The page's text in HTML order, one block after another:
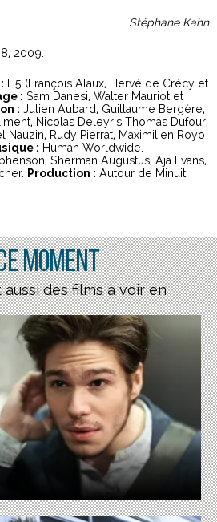
Stéphane Kahn
2009.
H5 (François Alaux, Hervé de Crécy et
: Sam Danesi, Walter Mauriot et
: Julien Aubard, Guillaume Bergère,
Nicolas Deleyris Thomas Dufour,
Nauzin, Rudy Pierrat, Maximilien Royo
: Human Worldwide.
Sherman Augustus, Aja Evans,
Production : Autour de Minuit.
moment
aussi des films à voir en